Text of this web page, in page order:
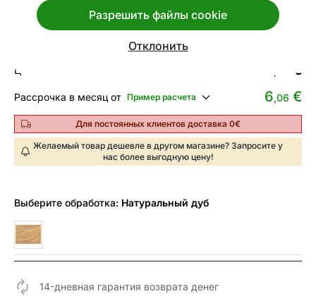
Разрешить файлы cookie
Отклонить
Код 119677
Срок доставки между 12.08 - 19.08
Цена €
Рассрочка в месяц от Пример расчета 6,06 €
Для постоянных клиентов доставка 0€
Желаемый товар дешевле в другом магазине? Запросите у
нас более выгодную цену!
Выберите обработка: Натуральный дуб
14-дневная гарантия возврата денег